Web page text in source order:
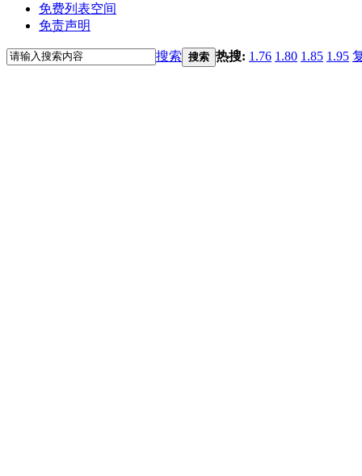
免费列表空间
免责声明
搜索 搜索 热搜: 1.76 1.80 1.85 1.95